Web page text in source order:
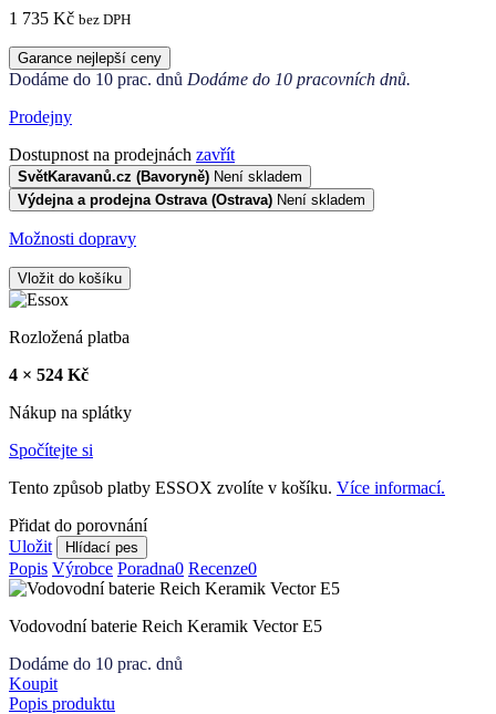
1 735 Kč bez DPH
Garance nejlepší ceny
Dodáme do 10 prac. dnů Dodáme do 10 pracovních dnů.
Prodejny
Dostupnost na prodejnách zavřít
SvětKaravanů.cz (Bavoryně) Není skladem
Výdejna a prodejna Ostrava (Ostrava) Není skladem
Možnosti dopravy
Vložit do košíku
Rozložená platba
4 × 524 Kč
Nákup na splátky
Spočítejte si
Tento způsob platby ESSOX zvolíte v košíku. Více informací.
Přidat do porovnání
Uložit
Hlídací pes
Popis Výrobce Poradna0 Recenze0
Vodovodní baterie Reich Keramik Vector E5
Dodáme do 10 prac. dnů
Koupit
Popis produktu